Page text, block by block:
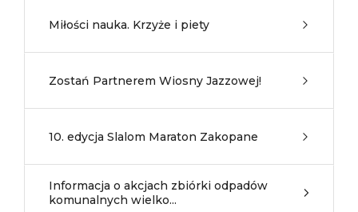
Miłości nauka. Krzyże i piety
Zostań Partnerem Wiosny Jazzowej!
10. edycja Slalom Maraton Zakopane
Informacja o akcjach zbiórki odpadów
komunalnych wielko...